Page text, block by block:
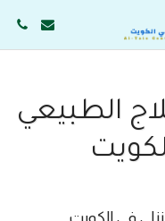
الطبيعي
في الكويت